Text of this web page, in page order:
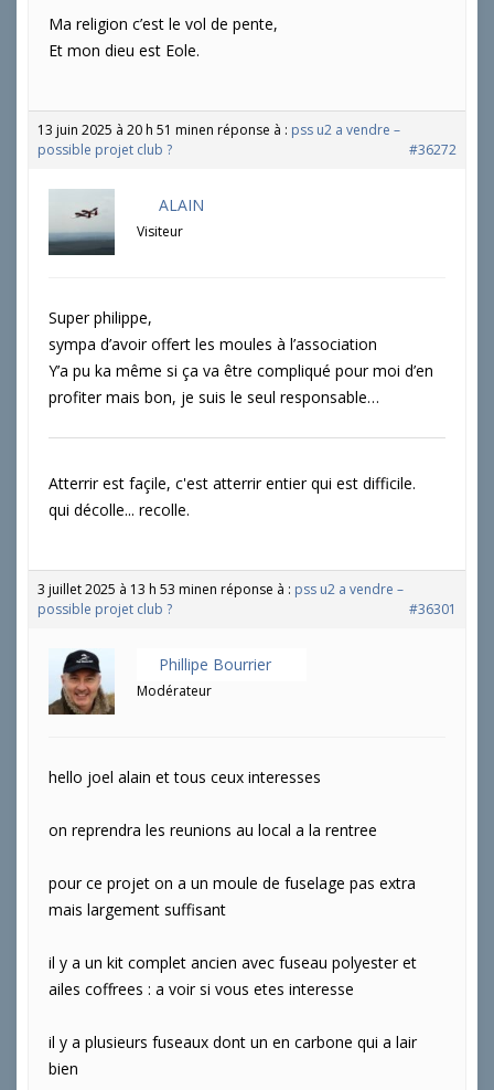
Ma religion c’est le vol de pente,
Et mon dieu est Eole.
13 juin 2025 à 20 h 51 minen réponse à : pss u2 a vendre –
possible projet club ?
#36272
ALAIN
Visiteur
Super philippe,
sympa d’avoir offert les moules à l’association
Y’a pu ka même si ça va être compliqué pour moi d’en
profiter mais bon, je suis le seul responsable…
Atterrir est façile, c'est atterrir entier qui est difficile.
qui décolle... recolle.
3 juillet 2025 à 13 h 53 minen réponse à : pss u2 a vendre –
possible projet club ?
#36301
Phillipe Bourrier
Modérateur
hello joel alain et tous ceux interesses
on reprendra les reunions au local a la rentree
pour ce projet on a un moule de fuselage pas extra
mais largement suffisant
il y a un kit complet ancien avec fuseau polyester et
ailes coffrees : a voir si vous etes interesse
il y a plusieurs fuseaux dont un en carbone qui a lair
bien